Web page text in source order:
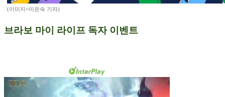
(이미지=이은숙 기자)
브라보 마이 라이프 독자 이벤트